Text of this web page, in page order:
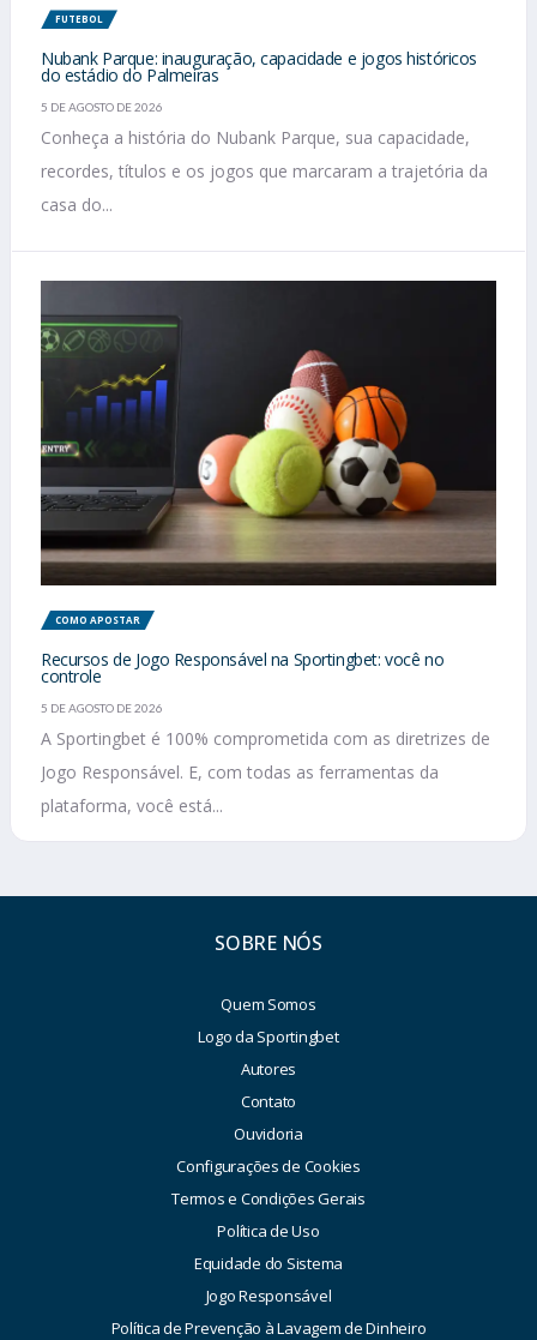
FUTEBOL
Nubank Parque: inauguração, capacidade e jogos históricos
do estádio do Palmeiras
5 DE AGOSTO DE 2026
Conheça a história do Nubank Parque, sua capacidade,
recordes, títulos e os jogos que marcaram a trajetória da
casa do...
COMO APOSTAR
Recursos de Jogo Responsável na Sportingbet: você no
controle
5 DE AGOSTO DE 2026
A Sportingbet é 100% comprometida com as diretrizes de
Jogo Responsável. E, com todas as ferramentas da
plataforma, você está...
SOBRE NÓS
Quem Somos
Logo da Sportingbet
Autores
Contato
Ouvidoria
Configurações de Cookies
Termos e Condições Gerais
Política de Uso
Equidade do Sistema
Jogo Responsável
Política de Prevenção à Lavagem de Dinheiro